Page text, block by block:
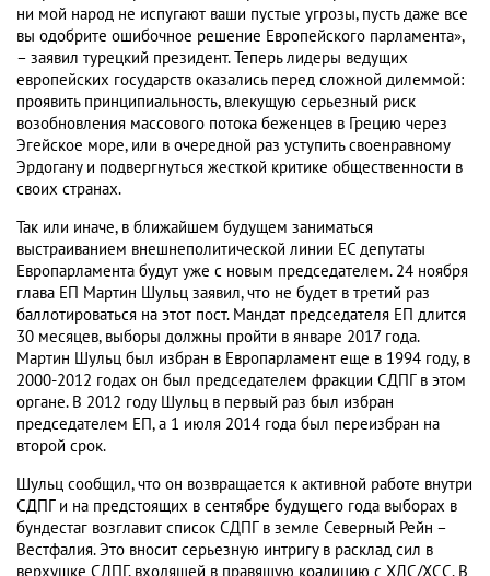
ни мой народ не испугают ваши пустые угрозы, пусть даже все
вы одобрите ошибочное решение Европейского парламента»,
– заявил турецкий президент. Теперь лидеры ведущих
европейских государств оказались перед сложной дилеммой:
проявить принципиальность, влекущую серьезный риск
возобновления массового потока беженцев в Грецию через
Эгейское море, или в очередной раз уступить своенравному
Эрдогану и подвергнуться жесткой критике общественности в
своих странах.
Так или иначе, в ближайшем будущем заниматься
выстраиванием внешнеполитической линии ЕС депутаты
Европарламента будут уже с новым председателем. 24 ноября
глава ЕП Мартин Шульц заявил, что не будет в третий раз
баллотироваться на этот пост. Мандат председателя ЕП длится
30 месяцев, выборы должны пройти в январе 2017 года.
Мартин Шульц был избран в Европарламент еще в 1994 году, в
2000-2012 годах он был председателем фракции СДПГ в этом
органе. В 2012 году Шульц в первый раз был избран
председателем ЕП, а 1 июля 2014 года был переизбран на
второй срок.
Шульц сообщил, что он возвращается к активной работе внутри
СДПГ и на предстоящих в сентябре будущего года выборах в
бундестаг возглавит список СДПГ в земле Северный Рейн –
Вестфалия. Это вносит серьезную интригу в расклад сил в
верхушке СДПГ, входящей в правящую коалицию с ХДС/ХСС. В